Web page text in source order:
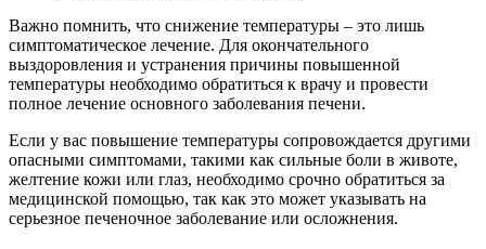
Важно помнить, что снижение температуры – это лишь
симптоматическое лечение. Для окончательного
выздоровления и устранения причины повышенной
температуры необходимо обратиться к врачу и провести
полное лечение основного заболевания печени.
Если у вас повышение температуры сопровождается другими
опасными симптомами, такими как сильные боли в животе,
желтение кожи или глаз, необходимо срочно обратиться за
медицинской помощью, так как это может указывать на
серьезное печеночное заболевание или осложнения.